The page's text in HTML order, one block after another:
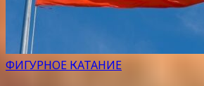
ФИГУРНОЕ КАТАНИЕ